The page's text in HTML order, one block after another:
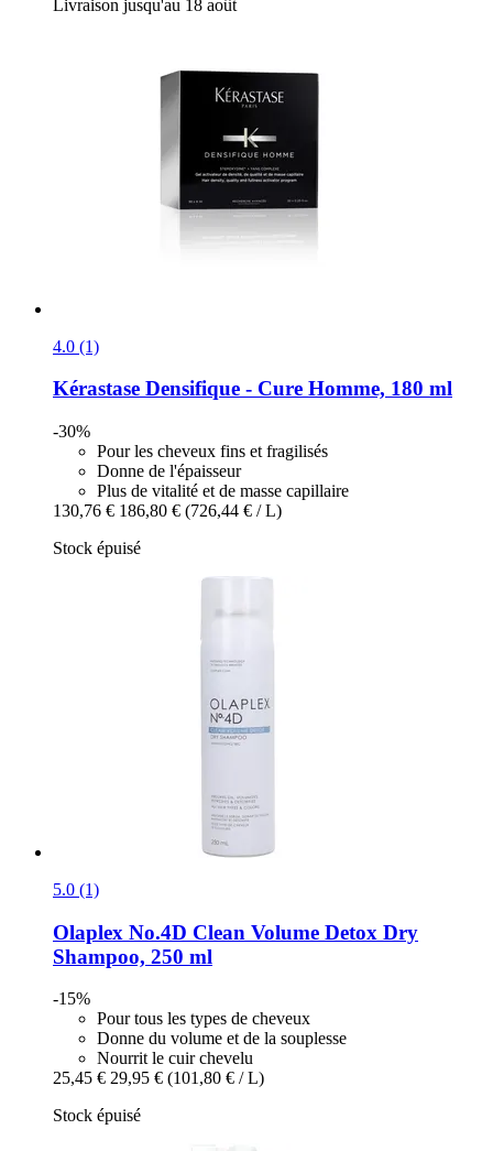
Livraison jusqu'au 18 août
4.0 (1)
Kérastase Densifique -​ Cure Homme, 180 ml
-30%
Pour les cheveux fins et fragilisés
Donne de l'épaisseur
Plus de vitalité et de masse capillaire
130,76 € 186,80 € (726,44 € / L)
Stock épuisé
5.0 (1)
Olaplex No.4D Clean Volume Detox Dry
Shampoo, 250 ml
-15%
Pour tous les types de cheveux
Donne du volume et de la souplesse
Nourrit le cuir chevelu
25,45 € 29,95 € (101,80 € / L)
Stock épuisé